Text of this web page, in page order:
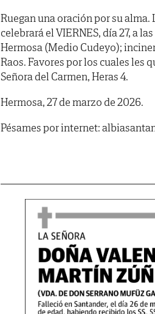
Ruegan una oración por su alma.
celebrará el VIERNES, día 27, a
Hermosa (Medio Cudeyo);
Raos. Favores por los cuales les
Señora del Carmen, Heras 4.
Hermosa, 27 de marzo de 2026.
Pésames por internet: